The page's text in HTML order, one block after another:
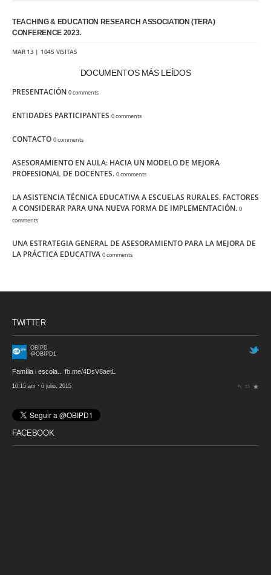
TEACHING & EDUCATION RESEARCH ASSOCIATION (TERA)
CONFERENCE 2023.
MAR 13 | 1045 VISITAS
DOCUMENTOS MÁS LEÍDOS
PRESENTACIÓN 0 comments
ENTIDADES PARTICIPANTES 0 comments
CONTACTO 0 comments
ASESORAMIENTO EN AULA: HACIA UN MODELO DE MEJORA
PROFESIONAL DE DOCENTES. 0 comments
LA ASISTENCIA TÉCNICA EDUCATIVA A ESCUELAS RURALES. FACTORES
A CONSIDERAR PARA UNA NUEVA FORMA DE IMPLEMENTACIÓN. 0
comments
UNA ESTRATEGIA GENERAL DE ASESORAMIENTO PARA LA MEJORA DE
LA PRÁCTICA EDUCATIVA 0 comments
TWITTER
OBIPD
@OBIPD1
Família i escola... fb.me/4DsV8aetL
10:15 am · 6 julio, 2015
FACEBOOK